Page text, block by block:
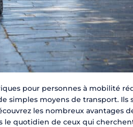
pour personnes à mobilité
simples moyens de transport. Ils
les nombreux avantages
quotidien de ceux qui